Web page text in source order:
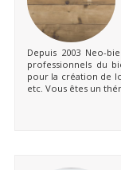
Depuis 2003 Neo-
professionnels du
pour la création de
etc. Vous êtes un